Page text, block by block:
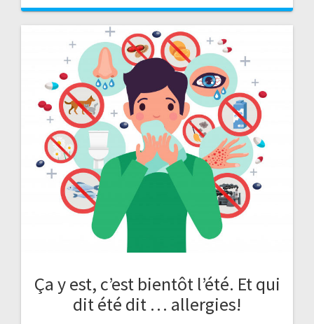
Ça y est, c’est bientôt l’été. Et qui
dit été dit … allergies!